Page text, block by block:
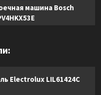
машина Bosch
Electrolux LIL61424C